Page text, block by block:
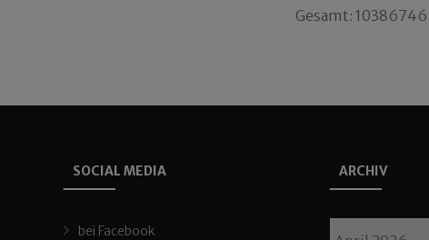
Gesamt: 10386746
SOCIAL MEDIA
bei Facebook
ARCHIV
Archiv